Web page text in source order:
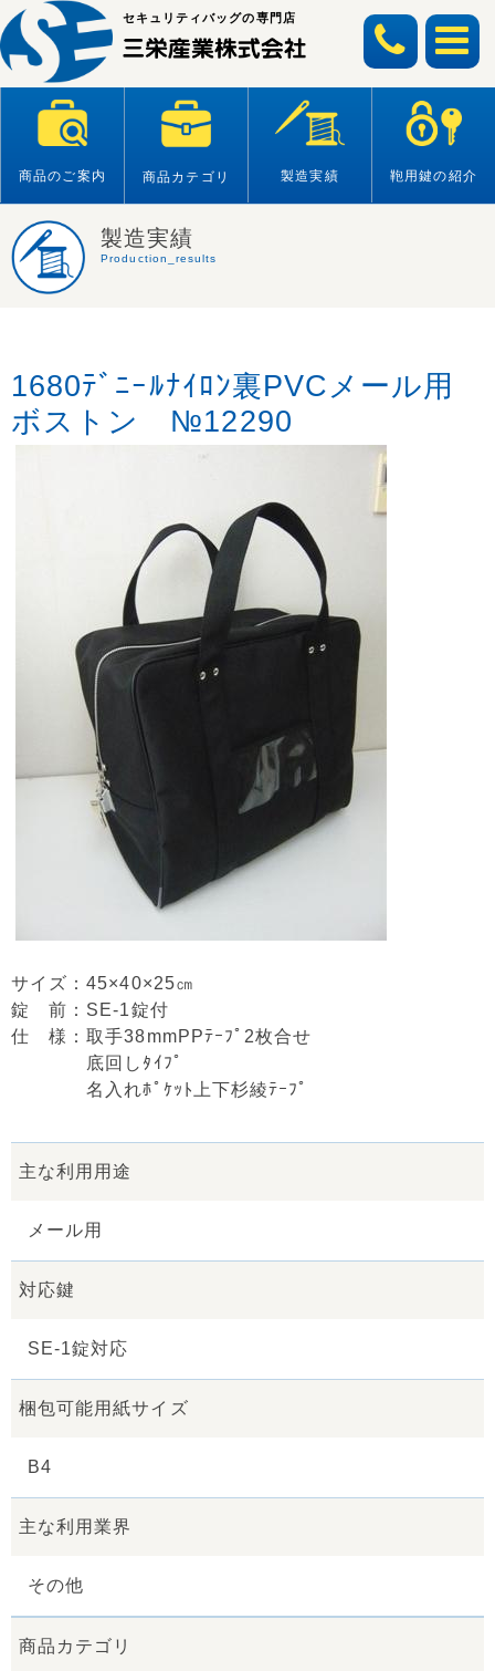
Skip
to
content
セキュリティバッグの専門店
商品のご案内 商品カテゴリ 製造実績 鞄用鍵の紹介
製造実績
Production_results
1680ﾃﾞﾆｰﾙﾅｲﾛﾝ裏PVCメール用
ボストン №12290
サイズ：45×40×25㎝
錠 前：SE-1錠付
仕 様：取手38mmPPﾃｰﾌﾟ2枚合せ
底回しﾀｲﾌﾟ
名入れﾎﾟｹｯﾄ上下杉綾ﾃｰﾌﾟ
主な利用用途
メール用
対応鍵
SE-1錠対応
梱包可能用紙サイズ
B4
主な利用業界
その他
商品カテゴリ